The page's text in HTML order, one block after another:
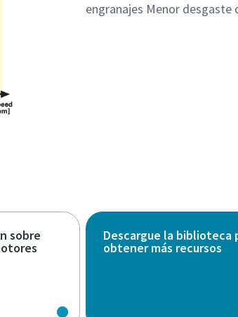
engranajes Menor desgaste
sobre Descargue la biblioteca
obtener más recursos